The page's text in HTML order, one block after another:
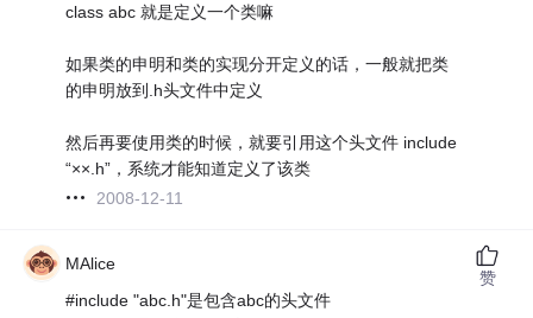
class abc 就是定义一个类嘛
如果类的申明和类的实现分开定义的话，一般就把类
的申明放到.h头文件中定义
然后再要使用类的时候，就要引用这个头文件 include
“××.h”，系统才能知道定义了该类
2008-12-11
MAlice
#include "abc.h"是包含abc的头文件
赞